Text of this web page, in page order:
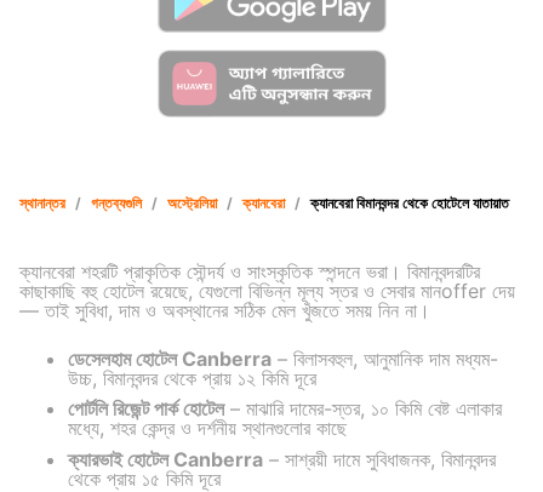
স্থানান্তর / গন্তব্যগুলি / অস্ট্রেলিয়া / ক্যানবেরা / ক্যানবেরা বিমানবন্দর থেকে হোটেলে যাতায়াত
ক্যানবেরা শহরটি প্রাকৃতিক সৌন্দর্য ও সাংস্কৃতিক স্পন্দনে ভরা। বিমানবন্দরটির
কাছাকাছি বহু হোটেল রয়েছে, যেগুলো বিভিন্ন মূল্য স্তর ও সেবার মানoffer দেয়
— তাই সুবিধা, দাম ও অবস্থানের সঠিক মেল খুঁজতে সময় নিন না।
ডেসেলহাম হোটেল Canberra – বিলাসবহুল, আনুমানিক দাম মধ্যম-
উচ্চ, বিমানবন্দর থেকে প্রায় ১২ কিমি দূরে
পোর্টলি রিজেন্ট পার্ক হোটেল– মাঝারি দামের-স্তর, ১০ কিমি বেষ্ট এলাকার
মধ্যে, শহর কেন্দ্র ও দর্শনীয় স্থানগুলোর কাছে
ক্যারভাই হোটেল Canberra – সাশ্রয়ী দামে সুবিধাজনক, বিমানবন্দর
থেকে প্রায় ১৫ কিমি দূরে